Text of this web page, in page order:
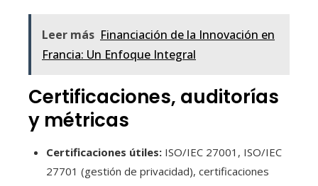
Leer más Financiación de la Innovación en
Francia: Un Enfoque Integral
Certificaciones, auditorías
y métricas
Certificaciones útiles: ISO/IEC 27001, ISO/IEC
27701 (gestión de privacidad), certificaciones